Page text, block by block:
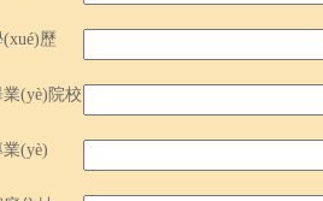
歷
業(yè)院校
業(yè)